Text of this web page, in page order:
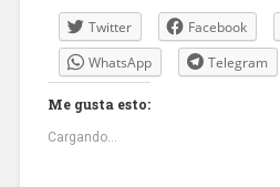
Twitter Facebook
WhatsApp
Telegram
Me gusta esto:
Cargando...